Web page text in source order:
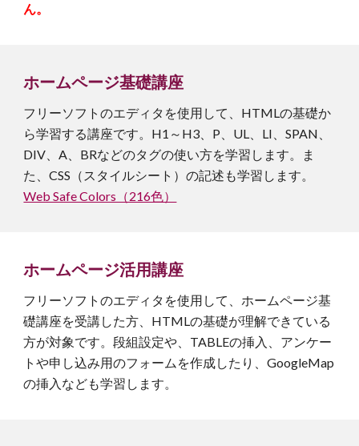
ん。
ホームページ基礎講座
フリーソフトのエディタを使用して、HTMLの基礎か
ら学習する講座です。H1～H3、P、UL、LI、SPAN、
DIV、A、BRなどのタグの使い方を学習します。ま
た、CSS（スタイルシート）の記述も学習します。
Web Safe Colors（216色）
ホームページ活用講座
フリーソフトのエディタを使用して、 ホームページ基
礎講座を受講した方、HTMLの基礎が理解できている
方が対象です。段組設定や、TABLEの挿入、アンケー
トや申し込み用のフォームを作成したり、GoogleMap
の挿入なども学習します。